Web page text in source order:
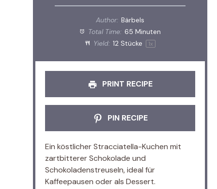
Author: Bärbels
Total Time: 65 Minuten
Yield: 12Stücke 1x
PRINT RECIPE
PIN RECIPE
Ein köstlicher Stracciatella-Kuchen mit
zartbitterer Schokolade und
Schokoladenstreuseln, ideal für
Kaffeepausen oder als Dessert.